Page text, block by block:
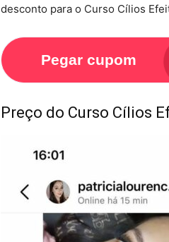
desconto para o Curso Cílios
Pegar cupom
Preço do Curso Cílios